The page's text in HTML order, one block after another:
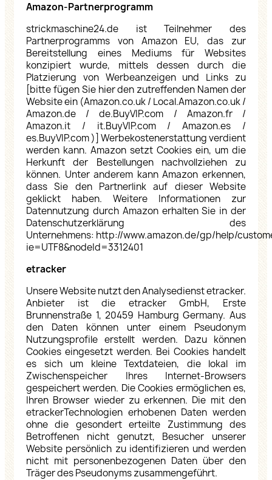
Amazon-Partnerprogramm
strickmaschine24.de ist Teilnehmer des
Partnerprogramms von Amazon EU, das zur
Bereitstellung eines Mediums für Websites
konzipiert wurde, mittels dessen durch die
Platzierung von Werbeanzeigen und Links zu
[bitte fügen Sie hier den zutreffenden Namen der
Website ein (Amazon.co.uk / Local.Amazon.co.uk /
Amazon.de / de.BuyVIP.com / Amazon.fr /
Amazon.it / it.BuyVIP.com / Amazon.es /
es.BuyVIP.com )] Werbekostenerstattung verdient
werden kann. Amazon setzt Cookies ein, um die
Herkunft der Bestellungen nachvollziehen zu
können. Unter anderem kann Amazon erkennen,
dass Sie den Partnerlink auf dieser Website
geklickt haben. Weitere Informationen zur
Datennutzung durch Amazon erhalten Sie in der
Datenschutzerklärung des
Unternehmens: http://www.amazon.de/gp/help/
ie=UTF8&nodeId=3312401
etracker
Unsere Website nutzt den Analysedienst etracker.
Anbieter ist die etracker GmbH, Erste
Brunnenstraße 1, 20459 Hamburg Germany. Aus
den Daten können unter einem Pseudonym
Nutzungsprofile erstellt werden. Dazu können
Cookies eingesetzt werden. Bei Cookies handelt
es sich um kleine Textdateien, die lokal im
Zwischenspeicher Ihres Internet-Browsers
gespeichert werden. Die Cookies ermöglichen es,
Ihren Browser wieder zu erkennen. Die mit den
etrackerTechnologien erhobenen Daten werden
ohne die gesondert erteilte Zustimmung des
Betroffenen nicht genutzt, Besucher unserer
Website persönlich zu identifizieren und werden
nicht mit personenbezogenen Daten über den
Träger des Pseudonyms zusammengeführt.